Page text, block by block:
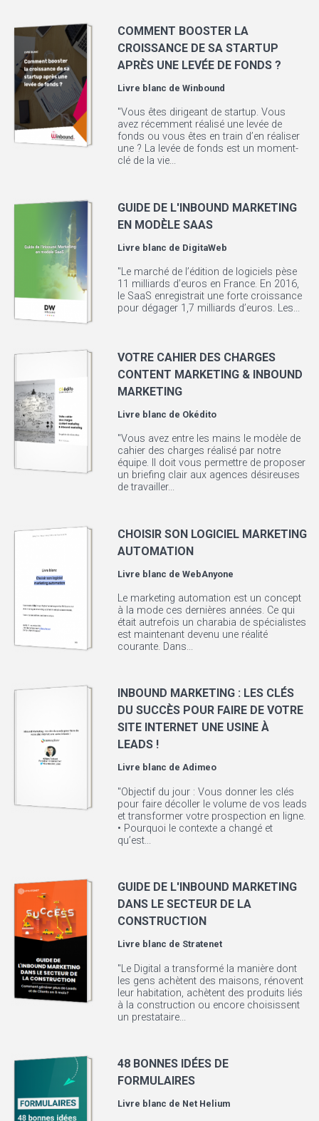
COMMENT BOOSTER LA
CROISSANCE DE SA STARTUP
APRÈS UNE LEVÉE DE FONDS ?
Livre blanc deWinbound
"Vous êtes dirigeant de startup. Vous
avez récemment réalisé une levée de
fonds ou vous êtes en train d’en réaliser
une ? La levée de fonds est un moment-
clé de la vie...
GUIDE DE L'INBOUND MARKETING
EN MODÈLE SAAS
Livre blanc de DigitaWeb
"Le marché de l’édition de logiciels pèse
11 milliards d’euros en France. En 2016,
le SaaS enregistrait une forte croissance
pour dégager 1,7 milliards d’euros. Les...
VOTRE CAHIER DES CHARGES
CONTENT MARKETING & INBOUND
MARKETING
Livre blanc de Okédito
"Vous avez entre les mains le modèle de
cahier des charges réalisé par notre
équipe. Il doit vous permettre de proposer
un briefing clair aux agences désireuses
de travailler...
CHOISIR SON LOGICIEL MARKETING
AUTOMATION
Livre blanc deWebAnyone
Le marketing automation est un concept
à la mode ces dernières années. Ce qui
était autrefois un charabia de spécialistes
est maintenant devenu une réalité
courante. Dans...
INBOUND MARKETING : LES CLÉS
DU SUCCÈS POUR FAIRE DE VOTRE
SITE INTERNET UNE USINE À
LEADS !
Livre blanc deAdimeo
"Objectif du jour : Vous donner les clés
pour faire décoller le volume de vos leads
et transformer votre prospection en ligne.
• Pourquoi le contexte a changé et
qu’est...
GUIDE DE L'INBOUND MARKETING
DANS LE SECTEUR DE LA
CONSTRUCTION
Livre blanc de Stratenet
"Le Digital a transformé la manière dont
les gens achètent des maisons, rénovent
leur habitation, achètent des produits liés
à la construction ou encore choisissent
un prestataire...
48 BONNES IDÉES DE
FORMULAIRES
Livre blanc de Net Helium